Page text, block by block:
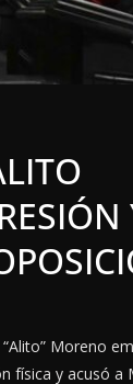
Moreno
física y acusó a
OPINIÓN
SE
7 agosto, 2026